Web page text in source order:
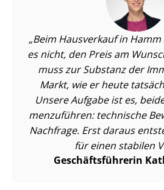
Beim Hausverkauf in
es nicht, den Preis am
muss zur Substanz der
Markt, wie er heute
Unsere Aufgabe ist es,
men­zu­füh­ren: technische
Nachfrage. Erst daraus
für einen stabilen
Ge­schäfts­füh­re­rin